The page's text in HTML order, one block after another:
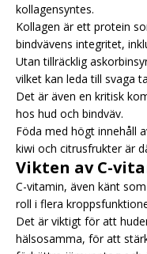
kollagensyntes.
Kollagen är ett protein
bindvävens integritet,
Utan tillräcklig
vilket kan leda till svaga
Det är även en kritisk
hos hud och bindväv.
Föda med högt innehåll
kiwi och citrusfrukter är
Vikten av C-
C-vitamin, även känt
roll i flera
Det är viktigt för att
hälsosamma, för att